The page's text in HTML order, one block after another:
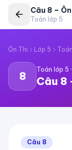
Câu 8 –
Toán lớp 5
Ôn Thi Lớp 5
8
Toán lớp 5 ·
Câu 8
Câu 8